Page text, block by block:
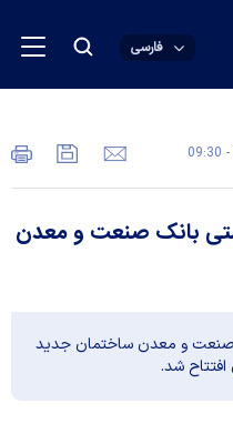
فارسی
بانک صنعت و معدن
صنعت و معدن ساختمان جدید
افتتاح شد.